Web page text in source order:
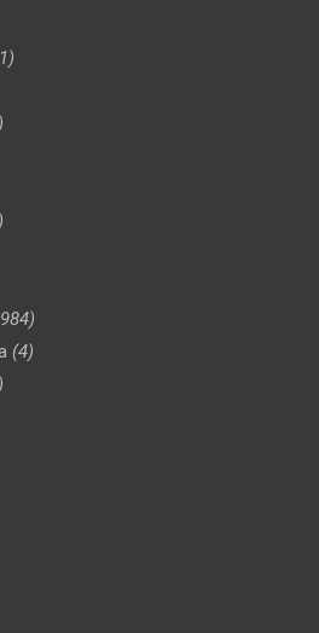
(4)